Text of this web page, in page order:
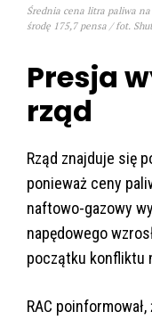
Średnia cena litra paliwa
środę 175,7 pensa / fot.
Presja
rząd
Rząd znajduje się
ponieważ ceny
naftowo-gazowy
napędowego
początku konfliktu
RAC